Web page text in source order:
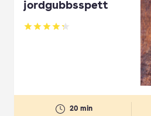
jordgubbsspett
Betyg: 4.3 av 5
20 min